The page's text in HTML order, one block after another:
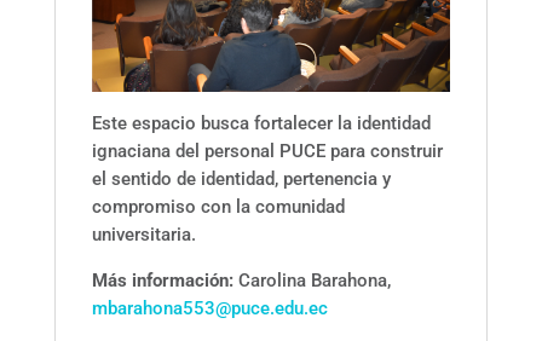
Este espacio busca fortalecer la identidad
ignaciana del personal PUCE para construir
el sentido de identidad, pertenencia y
compromiso con la comunidad
universitaria.
Más información:Carolina Barahona,
mbarahona553@puce.edu.ec